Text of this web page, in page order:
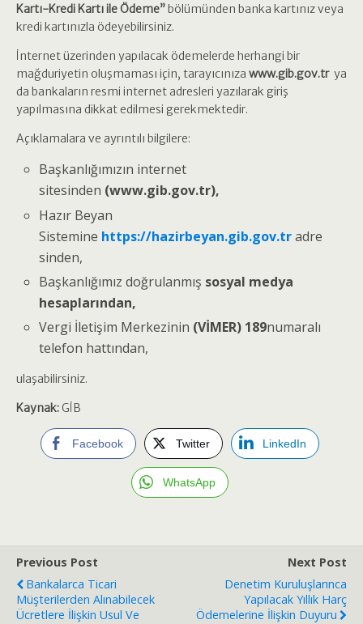
Kartı-Kredi Kartı ile Ödeme” bölümünden banka kartınız veya
kredi kartınızla ödeyebilirsiniz.
İnternet üzerinden yapılacak ödemelerde herhangi bir
mağduriyetin oluşmaması için, tarayıcınıza www.gib.gov.trya
da bankaların resmi internet adresleri yazılarak giriş
yapılmasına dikkat edilmesi gerekmektedir.
Açıklamalara ve ayrıntılı bilgilere:
Başkanlığımızın internet
sitesinden (www.gib.gov.tr),
Hazır Beyan
Sistemine https://hazirbeyan.gib.gov.tradre
sinden,
Başkanlığımız doğrulanmış sosyal medya
hesaplarından,
Vergi İletişim Merkezinin (VİMER) 189numaralı
telefon hattından,
ulaşabilirsiniz.
Kaynak:GİB
Facebook Twitter LinkedIn
WhatsApp
Previous Post
Bankalarca Ticari
Müşterilerden Alınabilecek
Ücretlere İlişkin Usul Ve
Next Post
Denetim Kuruluşlarınca
Yapılacak Yıllık Harç
Ödemelerine İlişkin Duyuru